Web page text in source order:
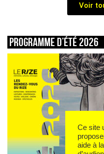
Voir
Programme d’été 2026
Ce site
aide à